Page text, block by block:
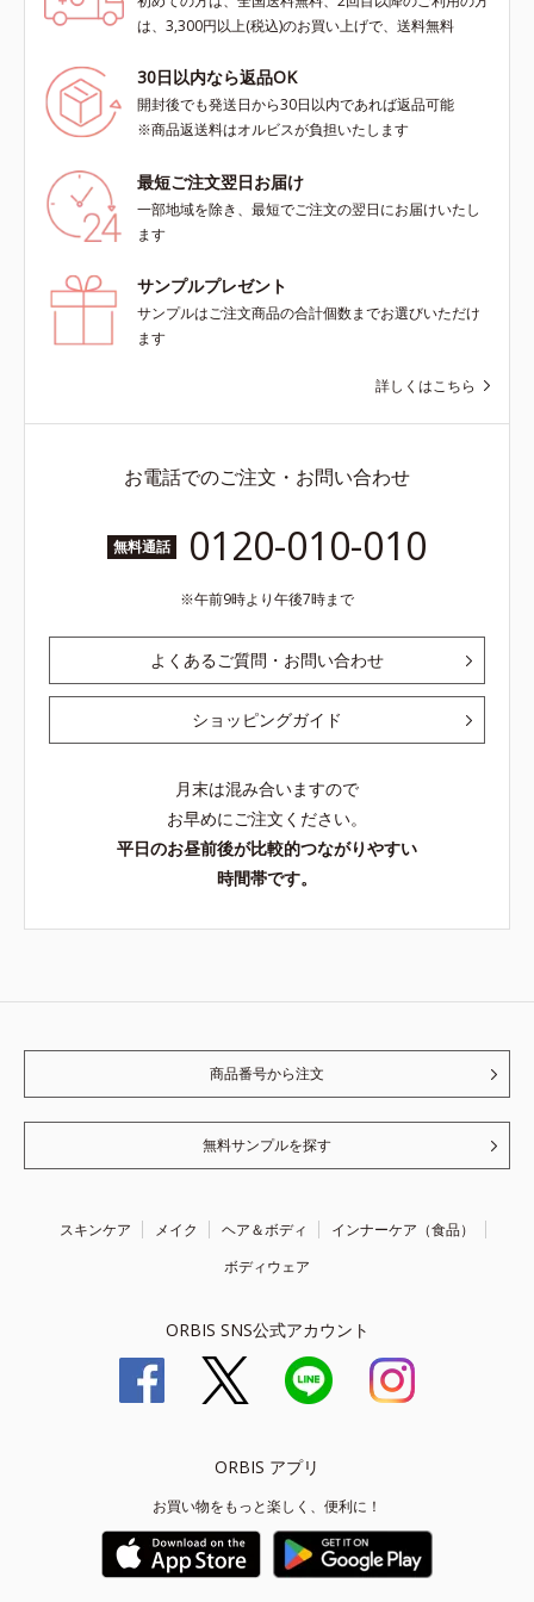
は、3,300円以上(税込)のお買い上げで、送料無料
30日以内なら返品OK
開封後でも発送日から30日以内であれば返品可能
※商品返送料はオルビスが負担いたします
最短ご注文翌日お届け
一部地域を除き、最短でご注文の翌日にお届けいたし
ます
サンプルプレゼント
サンプルはご注文商品の合計個数までお選びいただけ
ます
詳しくはこちら
お電話でのご注文・お問い合わせ
無料通話 0120-010-010
午前9時より午後7時まで
よくあるご質問・お問い合わせ
ショッピングガイド
月末は混み合いますので
お早めにご注文ください。
平日のお昼前後が比較的つながりやすい
時間帯です。
商品番号から注文
無料サンプルを探す
スキンケア メイク ヘア＆ボディ
インナーケア（食品）
ボディウェア
ORBIS SNS公式アカウント
ORBIS アプリ
お買い物をもっと楽しく、便利に！